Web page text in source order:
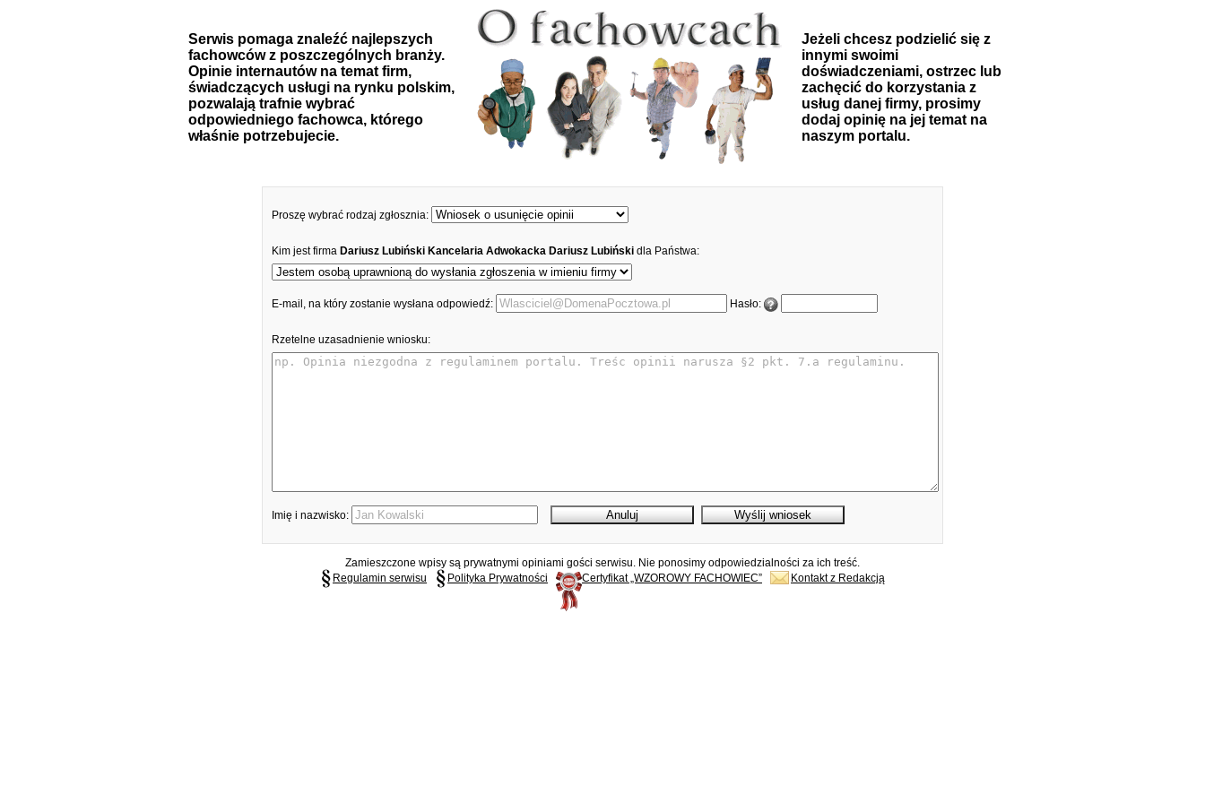
Serwis pomaga znaleźć najlepszych
fachowców z poszczególnych branży.
Opinie internautów na temat firm,
świadczących usługi na rynku polskim,
pozwalają trafnie wybrać
odpowiedniego fachowca, którego
właśnie potrzebujecie.
Jeżeli chcesz podzielić się z
innymi swoimi
doświadczeniami, ostrzec lub
zachęcić do korzystania z
usług danej firmy, prosimy
dodaj opinię na jej temat na
naszym portalu.
Proszę wybrać rodzaj zgłosznia:
Kim jest firma Dariusz Lubiński Kancelaria Adwokacka Dariusz Lubiński dla Państwa:
E-mail, na który zostanie wysłana odpowiedź: Hasło:
Rzetelne uzasadnienie wniosku:
Imię i nazwisko:
Zamieszczone wpisy są prywatnymi opiniami gości serwisu. Nie ponosimy odpowiedzialności za ich treść.
Regulamin serwisu
Polityka Prywatności Certyfikat „WZOROWY FACHOWIEC” Kontakt z Redakcją